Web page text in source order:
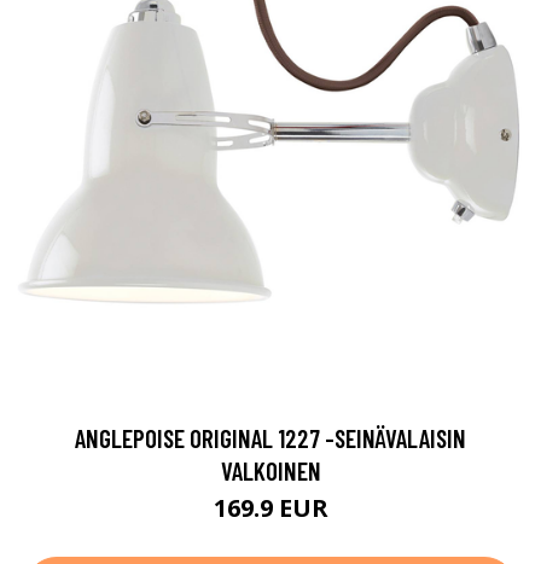
ANGLEPOISE ORIGINAL 1227 -SEINÄVALAISIN
VALKOINEN
169.9 EUR